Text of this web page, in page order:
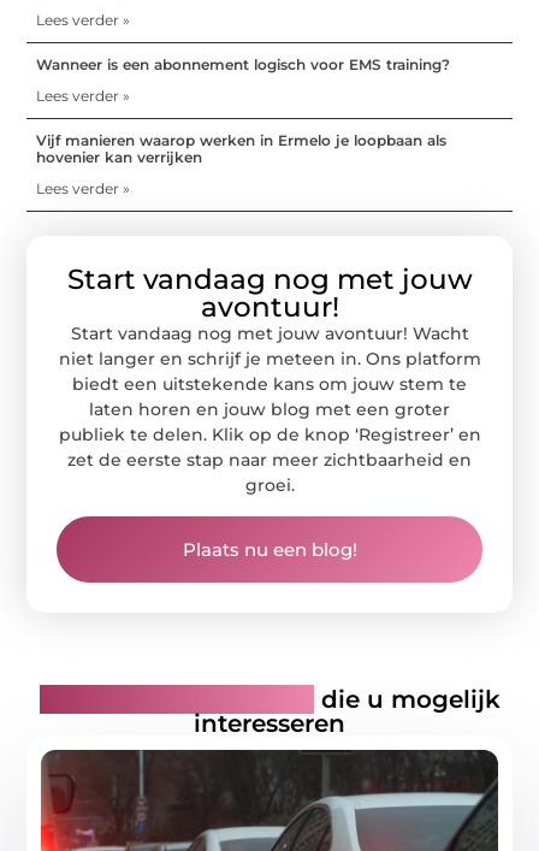
Lees verder »
Wanneer is een abonnement logisch voor EMS training?
Lees verder »
Vijf manieren waarop werken in Ermelo je loopbaan als
hovenier kan verrijken
Lees verder »
Start vandaag nog met jouw
avontuur!
Start vandaag nog met jouw avontuur! Wacht
niet langer en schrijf je meteen in. Ons platform
biedt een uitstekende kans om jouw stem te
laten horen en jouw blog met een groter
publiek te delen. Klik op de knop ‘Registreer’ en
zet de eerste stap naar meer zichtbaarheid en
groei.
Plaats nu een blog!
die u mogelijk
interesseren